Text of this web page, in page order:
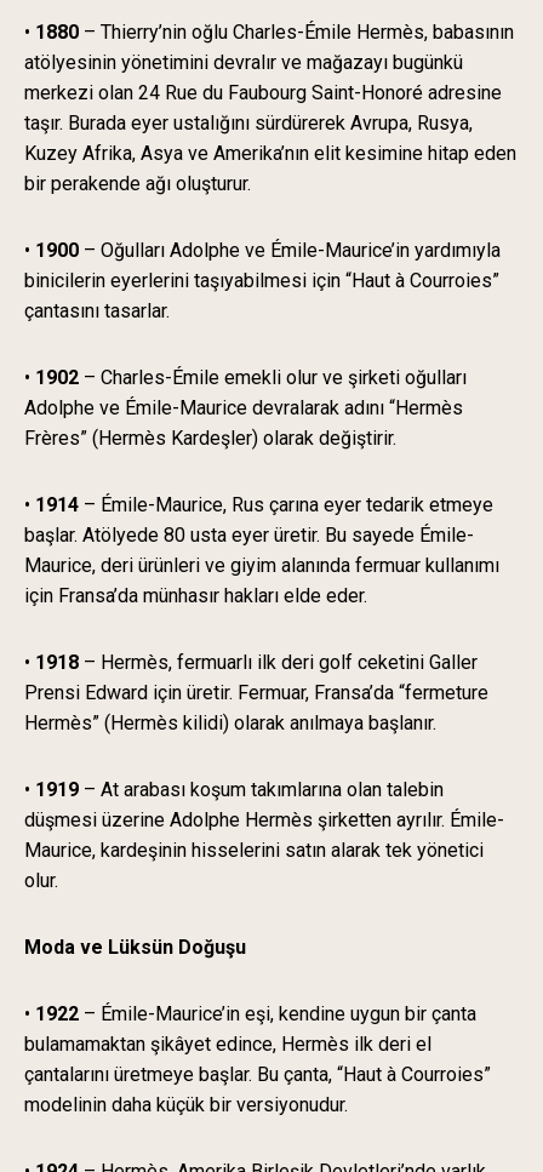
• 1880 – Thierry’nin oğlu Charles-Émile Hermès, babasının
atölyesinin yönetimini devralır ve mağazayı bugünkü
merkezi olan 24 Rue du Faubourg Saint-Honoré adresine
taşır. Burada eyer ustalığını sürdürerek Avrupa, Rusya,
Kuzey Afrika, Asya ve Amerika’nın elit kesimine hitap eden
bir perakende ağı oluşturur.
• 1900 – Oğulları Adolphe ve Émile-Maurice’in yardımıyla
binicilerin eyerlerini taşıyabilmesi için “Haut à Courroies”
çantasını tasarlar.
• 1902 – Charles-Émile emekli olur ve şirketi oğulları
Adolphe ve Émile-Maurice devralarak adını “Hermès
Frères” (Hermès Kardeşler) olarak değiştirir.
• 1914 – Émile-Maurice, Rus çarına eyer tedarik etmeye
başlar. Atölyede 80 usta eyer üretir. Bu sayede Émile-
Maurice, deri ürünleri ve giyim alanında fermuar kullanımı
için Fransa’da münhasır hakları elde eder.
• 1918 – Hermès, fermuarlı ilk deri golf ceketini Galler
Prensi Edward için üretir. Fermuar, Fransa’da “fermeture
Hermès” (Hermès kilidi) olarak anılmaya başlanır.
• 1919 – At arabası koşum takımlarına olan talebin
düşmesi üzerine Adolphe Hermès şirketten ayrılır. Émile-
Maurice, kardeşinin hisselerini satın alarak tek yönetici
olur.
Moda ve Lüksün Doğuşu
• 1922 – Émile-Maurice’in eşi, kendine uygun bir çanta
bulamamaktan şikâyet edince, Hermès ilk deri el
çantalarını üretmeye başlar. Bu çanta, “Haut à Courroies”
modelinin daha küçük bir versiyonudur.